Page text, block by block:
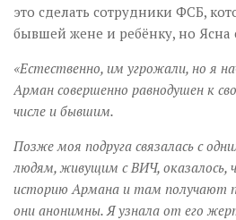
это сделать сотрудники ФСБ,
бывшей жене и ребёнку, но Ясна
«Естественно, им угрожали, но я
Арман совершенно равнодушен к
числе и бывшим.
Позже моя подруга связалась с
людям, живущим с ВИЧ,
историю Армана и там получают
они анонимны. Я узнала от его